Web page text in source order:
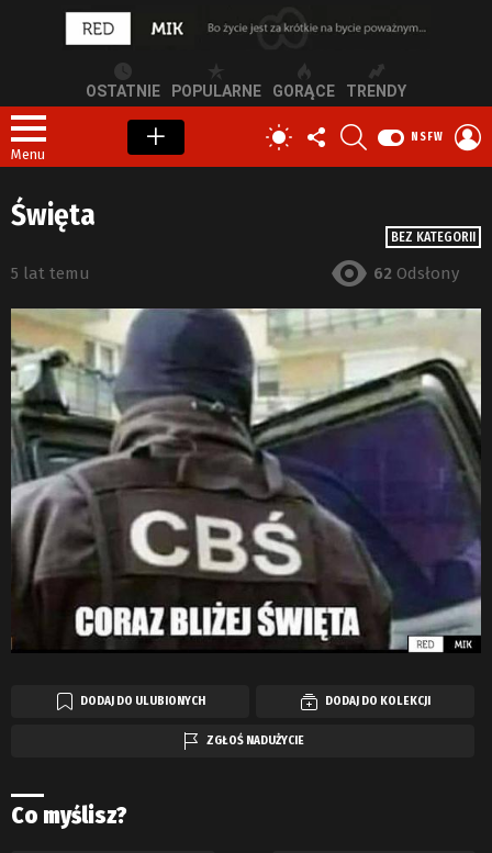
OSTATNIE POPULARNE GORĄCE TRENDY
Menu
PRZEŁĄCZ
SKÓRKĘ
OBSERWUJ
NAS
NSFW
BEZ KATEGORII
Święta
5 lat temu 62 Odsłony
DODAJ DO ULUBIONYCH DODAJ DO KOLEKCJI
ZGŁOŚ NADUŻYCIE
Co myślisz?